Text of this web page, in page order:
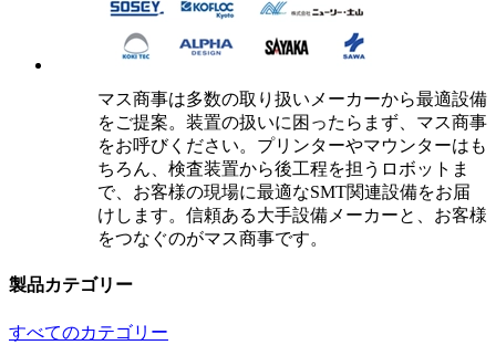
マス商事は多数の取り扱いメーカーから最適設備
をご提案。装置の扱いに困ったらまず、マス商事
をお呼びください。プリンターやマウンターはも
ちろん、検査装置から後工程を担うロボットま
で、お客様の現場に最適なSMT関連設備をお届
けします。信頼ある大手設備メーカーと、お客様
をつなぐのがマス商事です。
製品カテゴリー
すべてのカテゴリー